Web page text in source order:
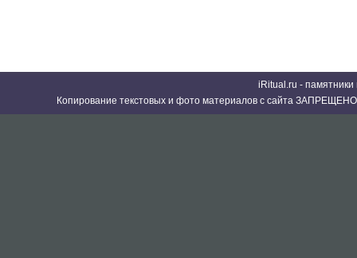
iRitual.ru -
Копирование текстовых и фото материалов с сайта